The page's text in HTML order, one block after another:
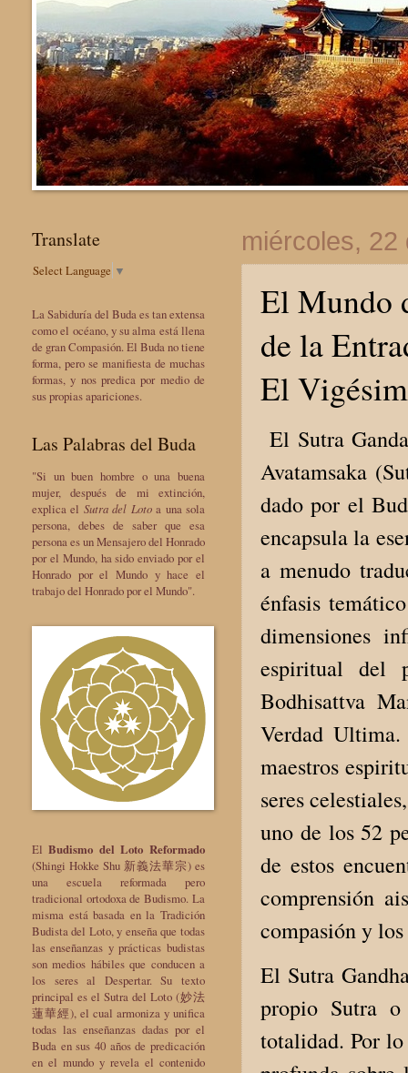
miércoles, 22
El Mundo
de la
El
El Sutra
Avatamsaka
dado por el
encapsula la
a menudo
énfasis
dimensiones
espiritual del
Bodhisattva
Verdad
maestros
seres
uno de los 52
de estos
comprensión
compasión y
El Sutra
propio Sutra
totalidad. Por
Translate
Select Language ▼
La Sabiduría del Buda es tan extensa
como el océano, y su alma está llena
de gran Compasión. El Buda no tiene
forma, pero se manifiesta de muchas
formas, y nos predica por medio de
sus propias apariciones.
Las Palabras del Buda
"Si un buen hombre o una buena
mujer, después de mi extinción,
explica el Sutra del Lotoa una sola
persona, debes de saber que esa
persona es un Mensajero del Honrado
por el Mundo, ha sido enviado por el
Honrado por el Mundo y hace el
trabajo del Honrado por el Mundo".
ElBudismo del Loto Reformado
(Shingi Hokke Shu 新義法華宗) es
una escuela reformada pero
tradicional ortodoxa de Budismo. La
misma está basada en la Tradición
Budista del Loto, y enseña que todas
las enseñanzas y prácticas budistas
son medios hábiles que conducen a
los seres al Despertar. Su texto
principal es el Sutra del Loto (妙法
蓮華經), el cual armoniza y unifica
todas las enseñanzas dadas por el
Buda en sus 40 años de predicación
en el mundo y revela el contenido